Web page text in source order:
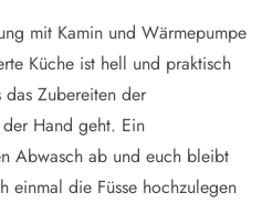
mit Kamin und Wärmepumpe
Küche ist hell und praktisch
das Zubereiten der
Hand geht. Ein
Abwasch ab und euch bleibt
einmal die Füsse hochzulegen